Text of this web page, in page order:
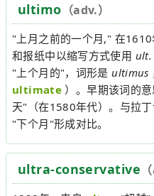
ultimo （adv.）
"上月之前的一个月," 在
和报纸中以缩写方式使用 ult.
"上个月的"，词形是ultimus
ultimate ）。早期该词的
天"（在1580年代）。与拉
"下个月"形成对比。
ultra-conservative